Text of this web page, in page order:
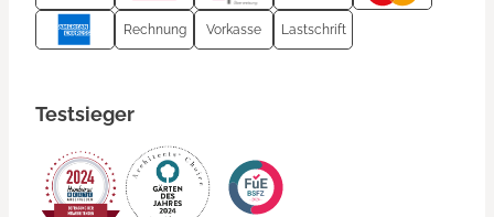
Rechnung Vorkasse Lastschrift
Testsieger